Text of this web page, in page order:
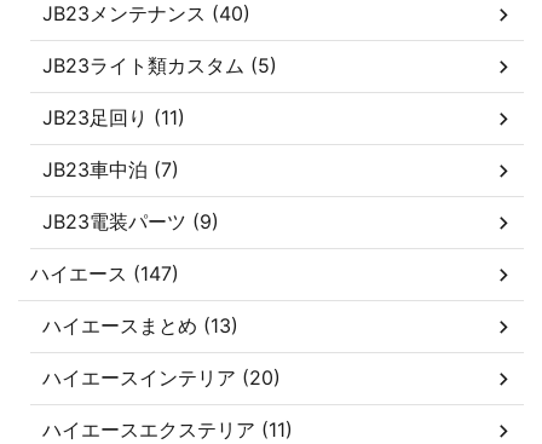
JB23メンテナンス (40)
JB23ライト類カスタム (5)
JB23足回り (11)
JB23車中泊 (7)
JB23電装パーツ (9)
ハイエース (147)
ハイエースまとめ (13)
ハイエースインテリア (20)
ハイエースエクステリア (11)